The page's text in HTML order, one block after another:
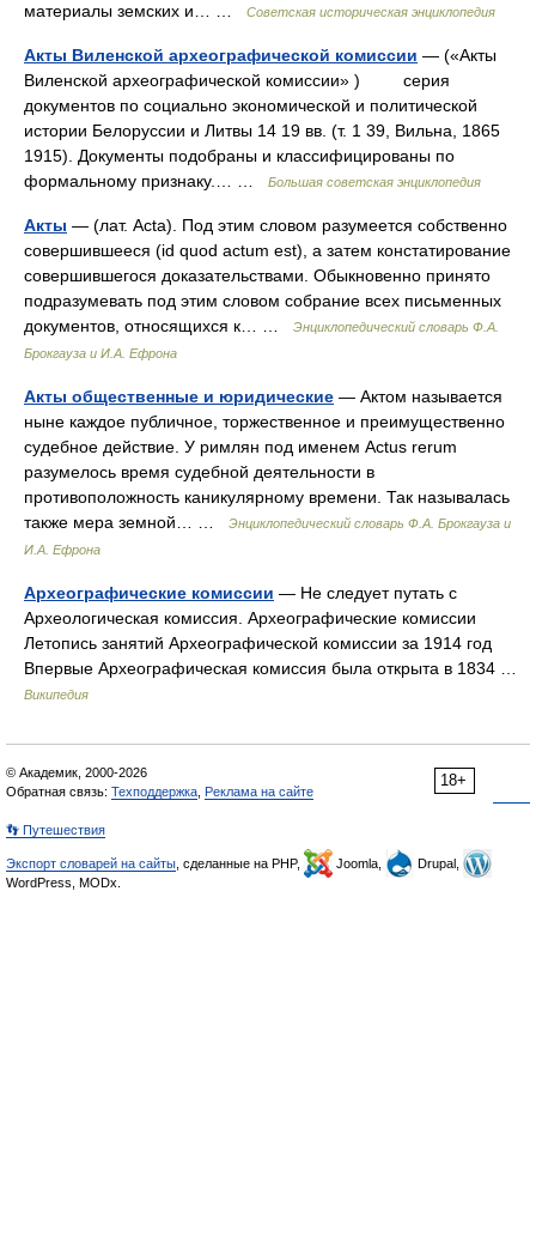
материалы земских и… …
Советская историческая энциклопедия
Акты Виленской археографической комиссии — («Акты
Виленской археографической комиссии» ) серия
документов по социально экономической и политической
истории Белоруссии и Литвы 14 19 вв. (т. 1 39, Вильна, 1865
1915). Документы подобраны и классифицированы по
формальному признаку.… …
Большая советская энциклопедия
Акты — (лат. Acta). Под этим словом разумеется собственно
совершившееся (id quod actum est), a затем констатирование
совершившегося доказательствами. Обыкновенно принято
подразумевать под этим словом собрание всех письменных
документов, относящихся к… …
Энциклопедический словарь Ф.А.
Брокгауза и И.А. Ефрона
Акты общественные и юридические — Актом называется
ныне каждое публичное, торжественное и преимущественно
судебное действие. У римлян под именем Actus rerum
разумелось время судебной деятельности в
противоположность каникулярному времени. Так называлась
также мера земной… …
Энциклопедический словарь Ф.А. Брокгауза и
И.А. Ефрона
Археографические комиссии — Не следует путать с
Археологическая комиссия. Археографические комиссии
Летопись занятий Археографической комиссии за 1914 год
Впервые Археографическая комиссия была открыта в 1834 …
Википедия
18+
© Академик, 2000-2026
Обратная связь: Техподдержка Реклама на сайте
👣 Путешествия
Экспорт словарей на сайты , сделанные на PHP, Joomla,
Drupal,
WordPress, MODx.